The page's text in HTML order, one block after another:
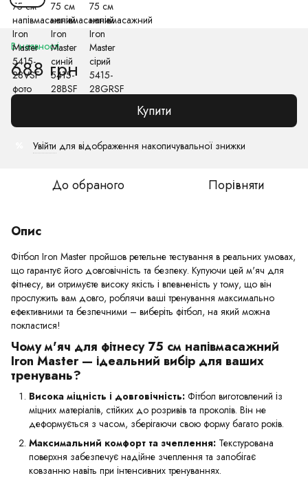
В наявності
688 грн
Купити
Увійти для відображення накопичувальної знижки
До обраного Порівняти
Опис
Фітбол Iron Master пройшов ретельне тестування в реальних умовах,
що гарантує його довговічність та безпеку. Купуючи цей м'яч для
фітнесу, ви отримуєте високу якість і впевненість у тому, що він
прослужить вам довго, роблячи ваші тренування максимально
ефективними та безпечними – виберіть фітбол, на який можна
покластися!
Чому м'яч для фітнесу 75 см напівмасажний
Iron Master — ідеальний вибір для ваших
тренувань?
Висока міцність і довговічність: Фітбол виготовлений із
міцних матеріалів, стійких до розривів та проколів. Він не
деформується з часом, зберігаючи свою форму багато років.
Максимальний комфорт та зчеплення: Текстурована
поверхня забезпечує надійне зчеплення та запобігає
ковзанню навіть при інтенсивних тренуваннях.